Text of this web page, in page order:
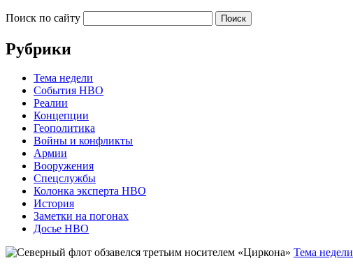
Поиск по сайту
Рубрики
Тема недели
События НВО
Реалии
Концепции
Геополитика
Войны и конфликты
Армии
Вооружения
Спецслужбы
Колонка эксперта НВО
История
Заметки на погонах
Досье НВО
Тема недели